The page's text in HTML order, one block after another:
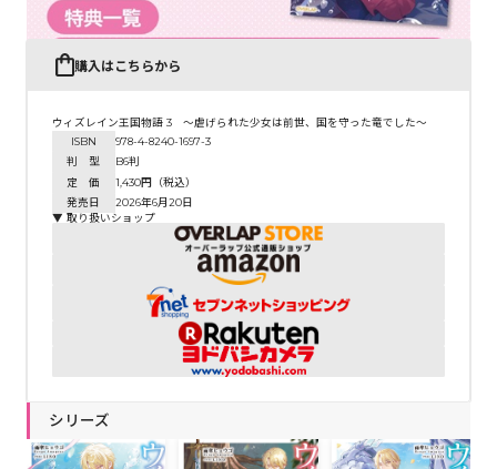
購入はこちらから
ウィズレイン王国物語 3 ～虐げられた少女は前世、国を守った竜でした～
ISBN
978-4-8240-1697-3
判 型
B6判
定 価
1,430円（税込）
発売日
2026年6月20日
▼ 取り扱いショップ
シリーズ